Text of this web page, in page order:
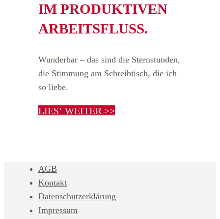
IM PRODUKTIVEN
ARBEITSFLUSS.
Wunderbar – das sind die Sternstunden,
die Stimmung am Schreibtisch, die ich
so liebe.
LIES‘ WEITER >>
AGB
Kontakt
Datenschutzerklärung
Impressum